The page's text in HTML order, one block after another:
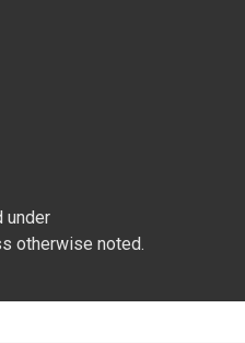
under
otherwise noted.